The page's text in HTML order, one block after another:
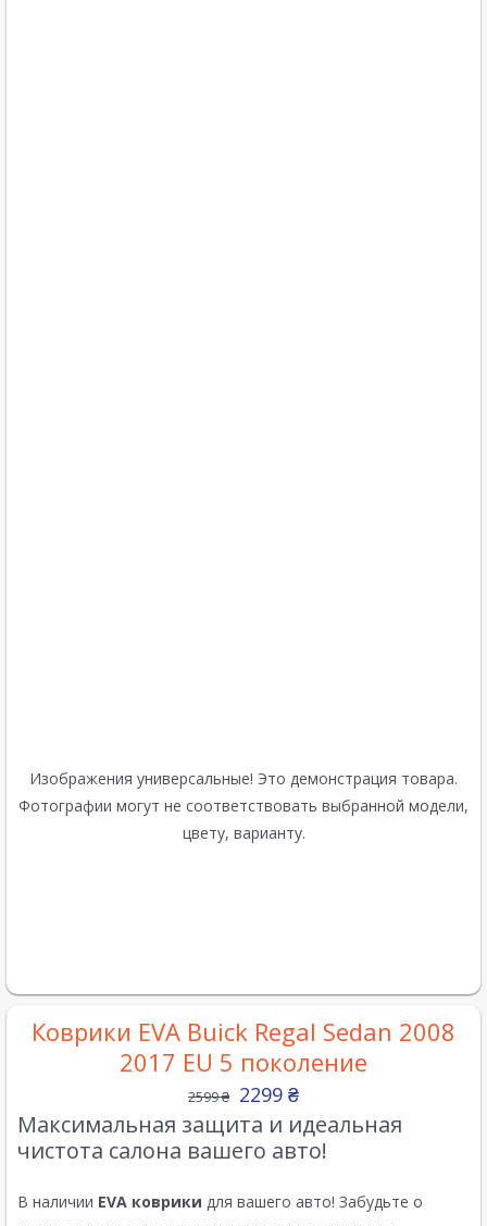
Изображения универсальные! Это демонстрация товара.
Фотографии могут не соответствовать выбранной модели,
цвету, варианту.
Коврики EVA Buick Regal Sedan 2008
2017 EU 5 поколение
2599₴ 2299 ₴
Максимальная защита и идеальная
чистота салона вашего авто!
В наличии EVA коврики для вашего авто! Забудьте о